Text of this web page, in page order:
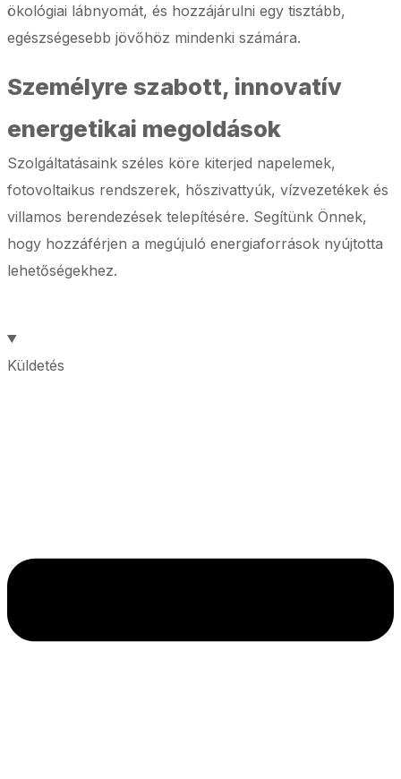
ökológiai lábnyomát, és hozzájárulni egy tisztább,
egészségesebb jövőhöz mindenki számára.
Személyre szabott, innovatív
energetikai megoldások
Szolgáltatásaink széles köre kiterjed napelemek,
fotovoltaikus rendszerek, hőszivattyúk, vízvezetékek és
villamos berendezések telepítésére. Segítünk Önnek,
hogy hozzáférjen a megújuló energiaforrások nyújtotta
lehetőségekhez.
Küldetés